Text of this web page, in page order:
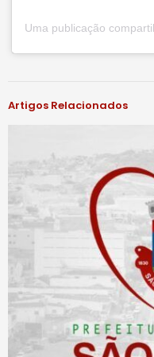
#notíciassbu
Artigos Relacionados